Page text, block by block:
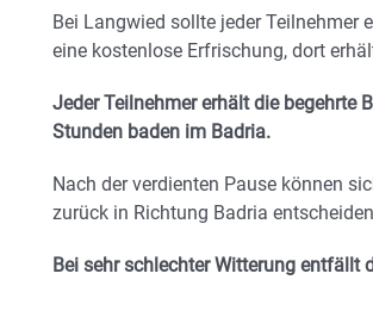
Bei Langwied sollte jeder Teilnehmer
eine kostenlose Erfrischung, dort
Jeder Teilnehmer erhält die begehrte
Stunden baden im Badria.
Nach der verdienten Pause können
zurück in Richtung Badria
Bei sehr schlechter Witterung entfällt